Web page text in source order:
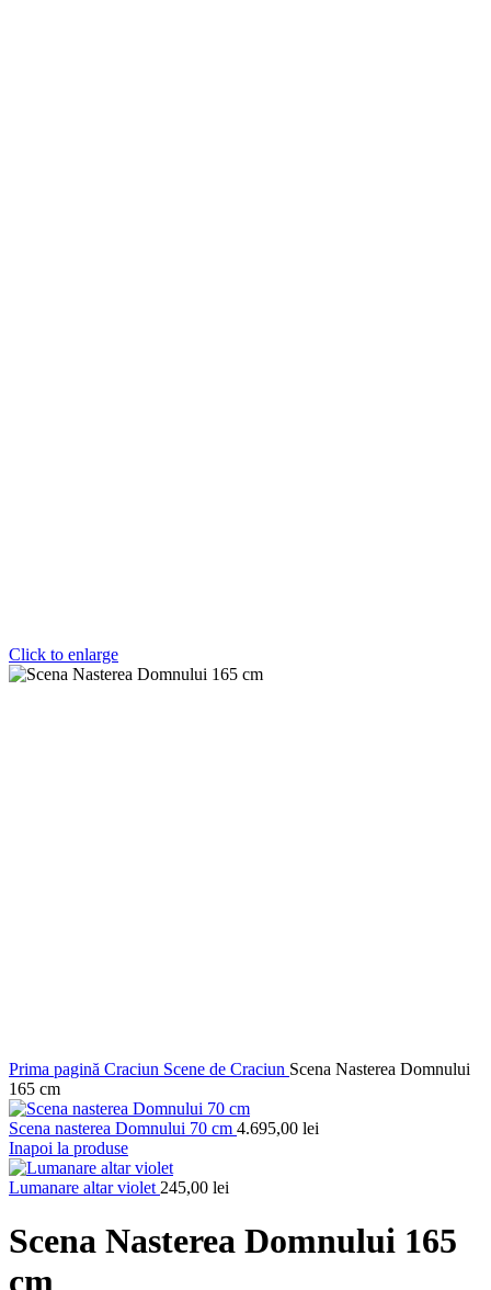
Click to enlarge
Prima pagină Craciun Scene de Craciun Scena Nasterea Domnului
165 cm
Scena nasterea Domnului 70 cm 4.695,00 lei
Inapoi la produse
Lumanare altar violet 245,00 lei
Scena Nasterea Domnului 165
cm